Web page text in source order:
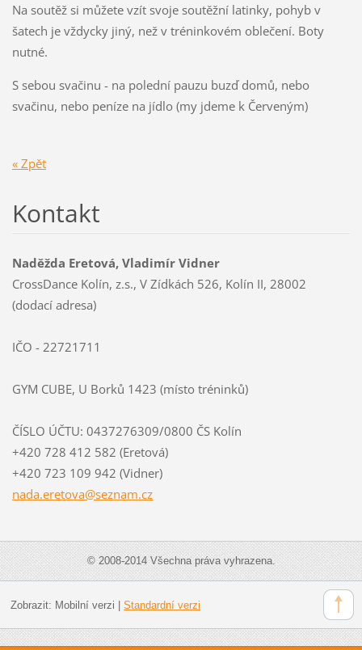
Na soutěž si můžete vzít svoje soutěžní latinky, pohyb v
šatech je vždycky jiný, než v tréninkovém oblečení. Boty
nutné.
S sebou svačinu - na polední pauzu buzď domů, nebo
svačinu, nebo peníze na jídlo (my jdeme k Červeným)
« Zpět
Kontakt
Naděžda Eretová, Vladimír Vidner
CrossDance Kolín, z.s., V Zídkách 526, Kolín II, 28002
(dodací adresa)
IČO - 22721711
GYM CUBE, U Borků 1423 (místo tréninků)
ČÍSLO ÚČTU: 0437276309/0800 ČS Kolín
+420 728 412 582 (Eretová)
+420 723 109 942 (Vidner)
nada.eretova@seznam.cz
© 2008-2014 Všechna práva vyhrazena.
Zobrazit: Mobilní verzi Standardní verzi